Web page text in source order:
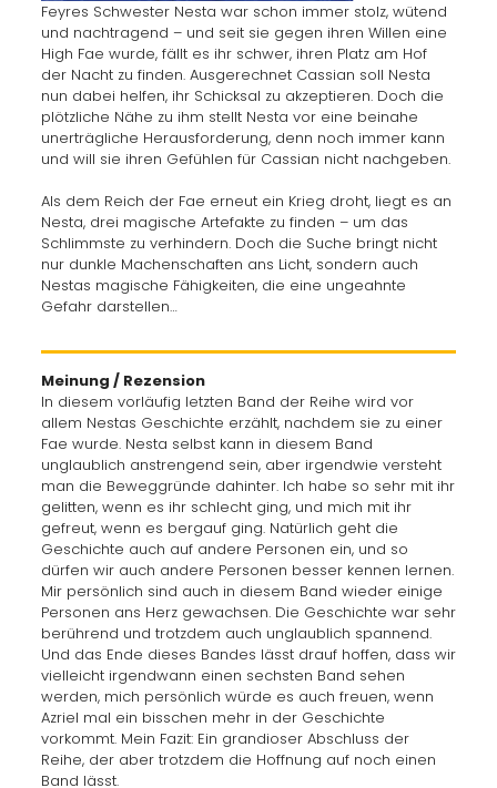
Feyres Schwester Nesta war schon immer stolz, wütend
und nachtragend – und seit sie gegen ihren Willen eine
High Fae wurde, fällt es ihr schwer, ihren Platz am Hof
der Nacht zu finden. Ausgerechnet Cassian soll Nesta
nun dabei helfen, ihr Schicksal zu akzeptieren. Doch die
plötzliche Nähe zu ihm stellt Nesta vor eine beinahe
unerträgliche Herausforderung, denn noch immer kann
und will sie ihren Gefühlen für Cassian nicht nachgeben.
Als dem Reich der Fae erneut ein Krieg droht, liegt es an
Nesta, drei magische Artefakte zu finden – um das
Schlimmste zu verhindern. Doch die Suche bringt nicht
nur dunkle Machenschaften ans Licht, sondern auch
Nestas magische Fähigkeiten, die eine ungeahnte
Gefahr darstellen…
Meinung / Rezension
In diesem vorläufig letzten Band der Reihe wird vor
allem Nestas Geschichte erzählt, nachdem sie zu einer
Fae wurde. Nesta selbst kann in diesem Band
unglaublich anstrengend sein, aber irgendwie versteht
man die Beweggründe dahinter. Ich habe so sehr mit ihr
gelitten, wenn es ihr schlecht ging, und mich mit ihr
gefreut, wenn es bergauf ging. Natürlich geht die
Geschichte auch auf andere Personen ein, und so
dürfen wir auch andere Personen besser kennen lernen.
Mir persönlich sind auch in diesem Band wieder einige
Personen ans Herz gewachsen. Die Geschichte war sehr
berührend und trotzdem auch unglaublich spannend.
Und das Ende dieses Bandes lässt drauf hoffen, dass wir
vielleicht irgendwann einen sechsten Band sehen
werden, mich persönlich würde es auch freuen, wenn
Azriel mal ein bisschen mehr in der Geschichte
vorkommt. Mein Fazit: Ein grandioser Abschluss der
Reihe, der aber trotzdem die Hoffnung auf noch einen
Band lässt.